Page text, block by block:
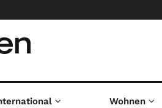
Wohnen